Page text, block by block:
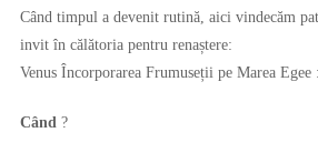
Când timpul a devenit rutină, aici vindecăm
invit în călătoria pentru renaștere:
Venus Încorporarea Frumuseții pe Marea Egee :
Când ?